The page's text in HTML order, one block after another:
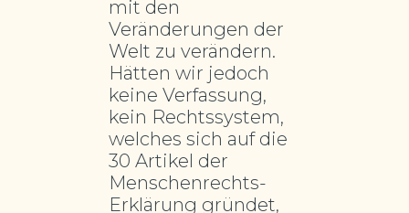
mit den
Veränderungen der
Welt zu verändern.
Hätten wir jedoch
keine Verfassung,
kein Rechtssystem,
welches sich auf die
30 Artikel der
Menschenrechts-
Erklärung gründet,